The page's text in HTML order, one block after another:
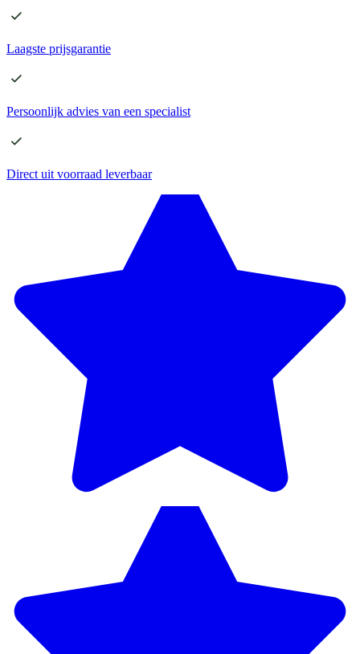
Laagste prijsgarantie
Persoonlijk advies van een specialist
Direct uit voorraad leverbaar